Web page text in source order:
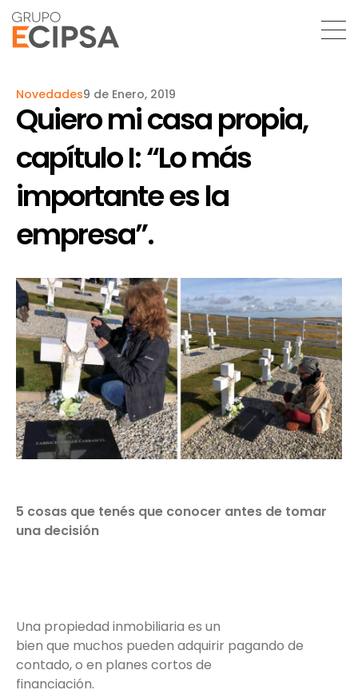
Novedades9 de Enero, 2019
Quiero mi casa propia,
capítulo I: “Lo más
importante es la
empresa”.
5 cosas que tenés que conocer antes de tomar
una decisión
Una propiedad inmobiliaria es un
bien que muchos pueden adquirir pagando de
contado, o en planes cortos de
financiación.